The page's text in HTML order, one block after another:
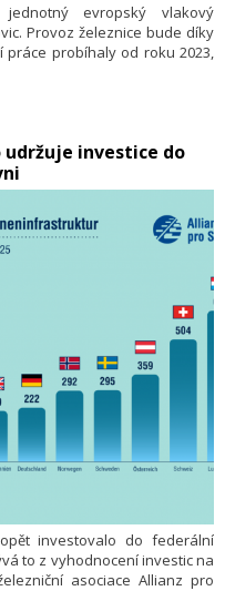
evropský vlakový
Provoz železnice bude díky
práce probíhaly od roku 2023,
udržuje investice do
investovalo do federální
to z vyhodnocení investic na
asociace Allianz pro